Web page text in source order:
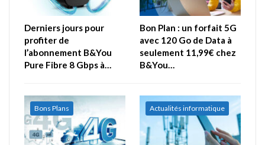
Derniers jours pour
profiter de
l’abonnement B&You
Pure Fibre 8 Gbps à…
Bon Plan : un forfait 5G
avec 120 Go de Data à
seulement 11,99€ chez
B&You…
Bons Plans Actualités informatique